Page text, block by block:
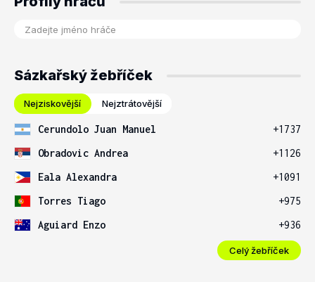
Sázkařský žebříček
Nejziskovější Nejztrátovější
Cerundolo Juan Manuel
+1737
Obradovic Andrea
+1126
Eala Alexandra
+1091
Torres Tiago
+975
Aguiard Enzo
+936
Celý žebříček